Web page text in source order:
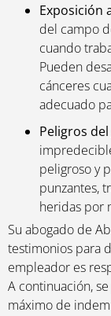
Exposición
del campo
cuando
Pueden
cánceres
adecuado
Peligros
peligroso y
punzantes,
heridas por
Su abogado de
testimonios para
empleador es
A continuación,
máximo de